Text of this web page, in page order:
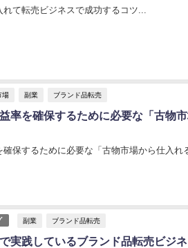
て転売ビジネスで成功するコツ...
場 副業 ブランド品転売
率を確保するために必要な「古物
保するために必要な「古物市場から仕入れ
副業 ブランド品転売
実践しているブランド品転売ビジ